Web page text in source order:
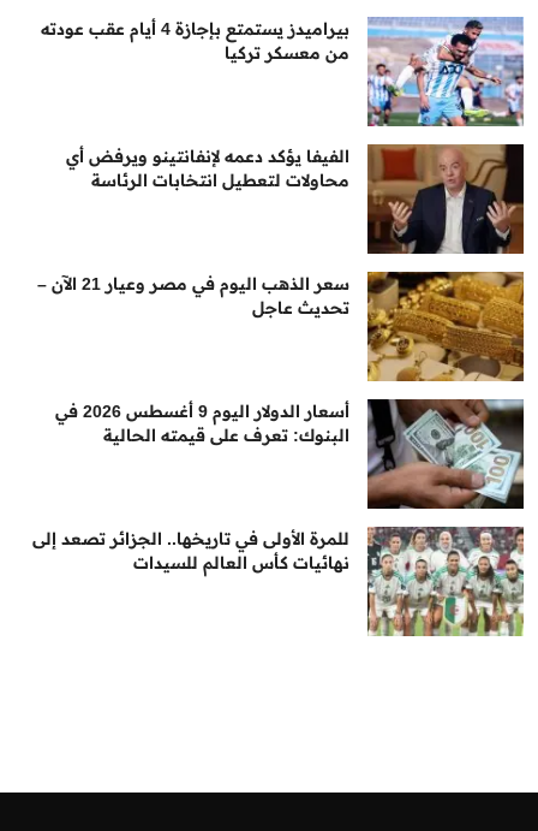
بيراميدز يستمتع بإجازة 4 أيام عقب عودته
من معسكر تركيا
الفيفا يؤكد دعمه لإنفانتينو ويرفض أي
محاولات لتعطيل انتخابات الرئاسة
سعر الذهب اليوم في مصر وعيار 21 الآن –
تحديث عاجل
أسعار الدولار اليوم 9 أغسطس 2026 في
البنوك: تعرف على قيمته الحالية
للمرة الأولى في تاريخها.. الجزائر تصعد إلى
نهائيات كأس العالم للسيدات